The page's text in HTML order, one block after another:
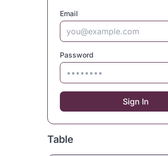
Email
Password
Sign In
Table